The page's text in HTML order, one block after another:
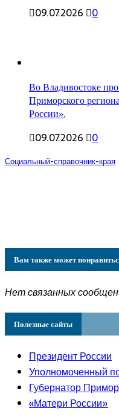
09.07.2026 0
Во Владивостоке
Приморского
России».
09.07.2026 0
Социальный-справочник-края
Вам также может
Нет связанных
Полезные сайты
Президент России
Уполномоченный
Губернатор
«Матери России»